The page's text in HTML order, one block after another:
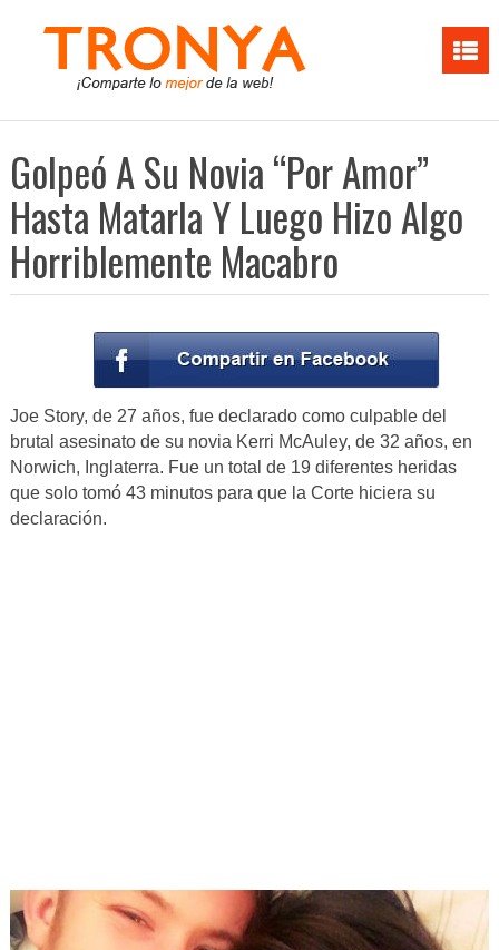
Golpeó A Su Novia “Por Amor”
Hasta Matarla Y Luego Hizo Algo
Horriblemente Macabro
Joe Story, de 27 años, fue declarado como culpable del
brutal asesinato de su novia Kerri McAuley, de 32 años, en
Norwich, Inglaterra. Fue un total de 19 diferentes heridas
que solo tomó 43 minutos para que la Corte hiciera su
declaración.